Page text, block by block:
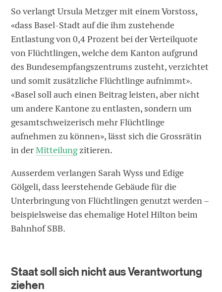
So verlangt Ursula Metzger mit einem Vorstoss,
«dass Basel-Stadt auf die ihm zustehende
Entlastung von 0,4 Prozent bei der Verteilquote
von Flüchtlingen, welche dem Kanton aufgrund
des Bundesempfangszentrums zusteht, verzichtet
und somit zusätzliche Flüchtlinge aufnimmt».
«Basel soll auch einen Beitrag leisten, aber nicht
um andere Kantone zu entlasten, sondern um
gesamtschweizerisch mehr Flüchtlinge
aufnehmen zu können», lässt sich die Grossrätin
in derMitteilungzitieren.
Ausserdem verlangen Sarah Wyss und Edige
Gölgeli, dass leerstehende Gebäude für die
Unterbringung von Flüchtlingen genutzt werden –
beispielsweise das ehemalige Hotel Hilton beim
Bahnhof SBB.
Staat soll sich nicht aus Verantwortung
ziehen